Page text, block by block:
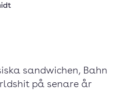
sandwichen, Bahn
på senare år